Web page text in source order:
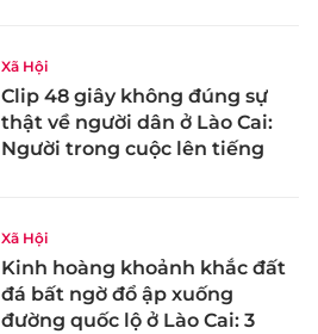
Xã Hội
Clip 48 giây không đúng sự
thật về người dân ở Lào Cai:
Người trong cuộc lên tiếng
Xã Hội
Kinh hoàng khoảnh khắc đất
đá bất ngờ đổ ập xuống
đường quốc lộ ở Lào Cai: 3